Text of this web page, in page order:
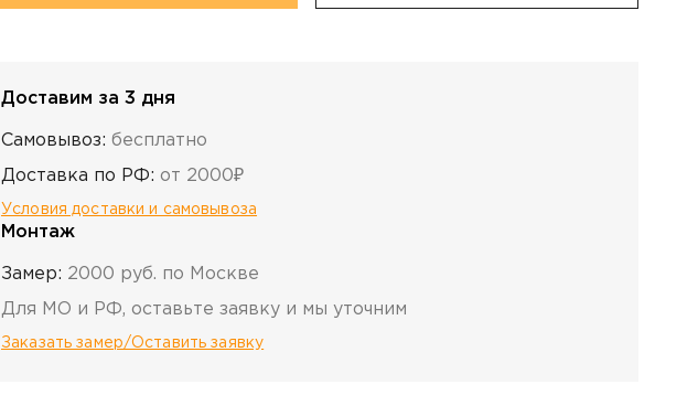
Доставим за 3 дня
Самовывоз: бесплатно
Доставка по РФ: от 2000₽
Условия доставки и самовывоза
Монтаж
Замер: 2000 руб. по Москве
Для МО и РФ, оставьте заявку и мы уточним
Заказать замер/Оставить заявку